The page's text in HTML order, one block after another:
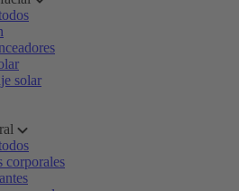
solar
corporales